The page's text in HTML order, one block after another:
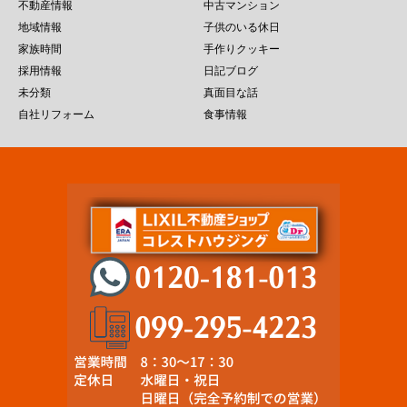
不動産情報
中古マンション
地域情報
子供のいる休日
家族時間
手作りクッキー
採用情報
日記ブログ
未分類
真面目な話
自社リフォーム
食事情報